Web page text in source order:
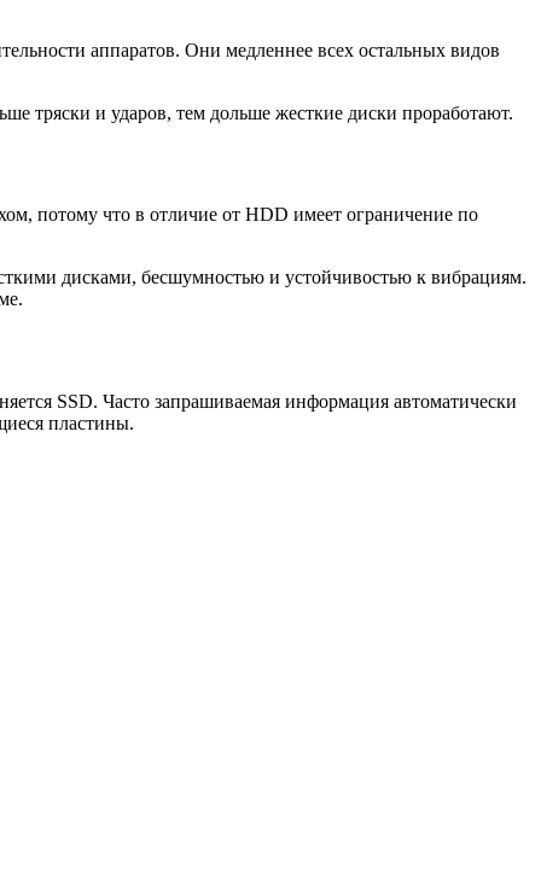
аппаратов. Они медленнее всех остальных видов
тряски и ударов, тем дольше жесткие диски проработают.
потому что в отличие от HDD имеет ограничение по
дисками, бесшумностью и устойчивостью к вибрациям.
SSD. Часто запрашиваемая информация автоматически
пластины.